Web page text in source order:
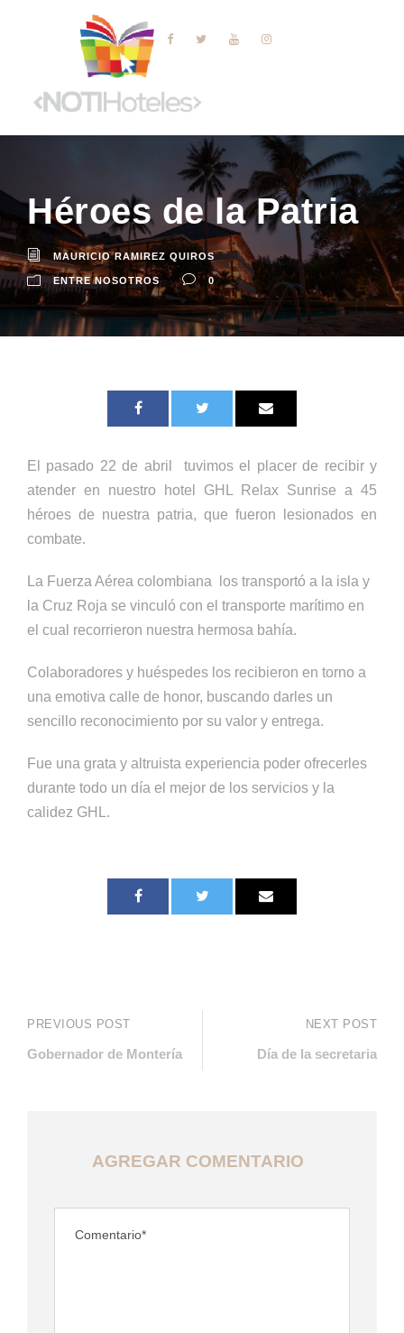
Héroes de la Patria
MAURICIO RAMIREZ QUIROS
ENTRE NOSOTROS 0
El pasado 22 de abril tuvimos el placer de recibir y
atender en nuestro hotel GHL Relax Sunrise a 45
héroes de nuestra patria, que fueron lesionados en
combate.
La Fuerza Aérea colombiana los transportó a la isla y
la Cruz Roja se vinculó con el transporte marítimo en
el cual recorrieron nuestra hermosa bahía.
Colaboradores y huéspedes los recibieron en torno a
una emotiva calle de honor, buscando darles un
sencillo reconocimiento por su valor y entrega.
Fue una grata y altruista experiencia poder ofrecerles
durante todo un día el mejor de los servicios y la
calidez GHL.
PREVIOUS POST
Gobernador de Montería
NEXT POST
Día de la secretaria
AGREGAR COMENTARIO